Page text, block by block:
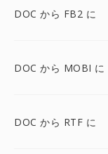
DOC から FB2 に
DOC から MOBI に
DOC から RTF に